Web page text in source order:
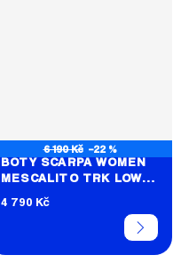
6 190 Kč –22 %
BOTY SCARPA WOMEN
MESCALITO TRK LOW
4 790 Kč